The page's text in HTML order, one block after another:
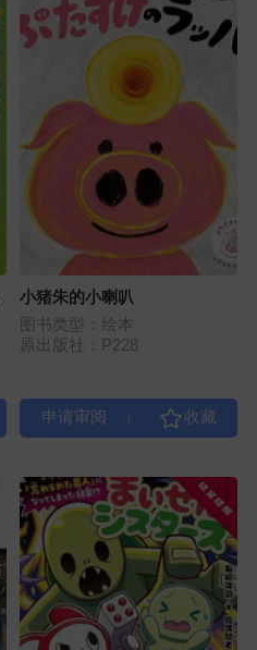
小猪朱的小喇叭
图书类型：绘本
原出版社：P228